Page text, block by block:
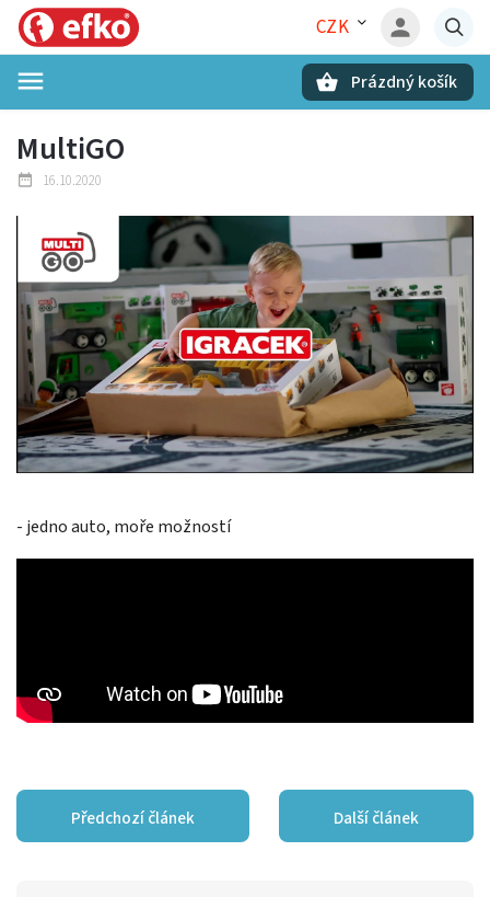
CZK
Prázdný košík
MultiGO
16.10.2020
- jedno auto, moře možností
Předchozí článek Další článek